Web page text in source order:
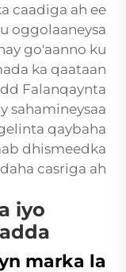
caadiga ah ee
oggolaaneysa
go'aanno ku
ka qaataan
Falanqaynta
sahamineysaa
qaybaha
dhismeedka
casriga ah.
iyo
marka la